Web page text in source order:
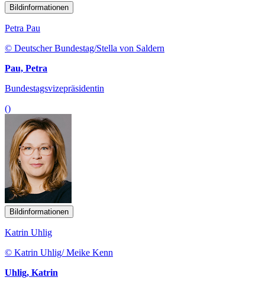
Bildinformationen
Petra Pau
© Deutscher Bundestag/Stella von Saldern
Pau, Petra
Bundestagsvizepräsidentin
()
Bildinformationen
Katrin Uhlig
© Katrin Uhlig/ Meike Kenn
Uhlig, Katrin